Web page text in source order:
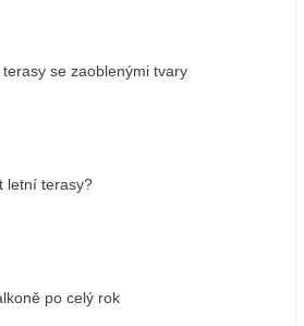
se zaoblenými tvary
letní terasy?
po celý rok